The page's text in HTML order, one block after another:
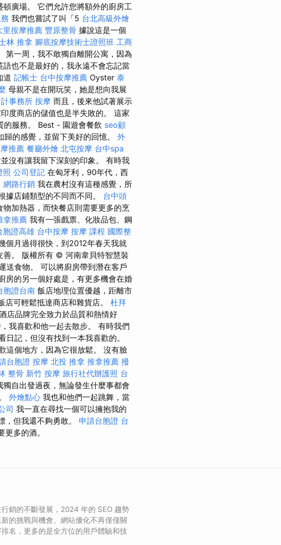
廣場。 它們允許您將額外的廚房工
我們也嘗試了叫「5 台北高級外燴
里按摩推薦 豐原整骨 據說這是一個
林 推拿 腳底按摩技術士證照班 工商
第一周，我不敢獨自離開公寓，因為
語也不是最好的，我永遠不會忘記當
道 記帳士 台中按摩推薦 Oyster 泰
母親不是在開玩笑，她是想向我展
事務所 按摩 而且，後來他試著展示
度商店的儲值也是半失敗的。 這家
的服務。 Best - 園遊會餐飲 seo顧
的感覺，並留下美好的回憶。 外
推薦 餐廳外燴 北屯按摩 台中spa
沒有讓我留下深刻的印象。 有時我
照 公司登記 在匈牙利，90年代，西
網路行銷 我在農村沒有這種感覺，所
據店鋪類型的不同而不同。 台中頭
加熱器，而快餐店則需要更多的烹
拿推薦 我有一張戲票、化妝品包、鋼
胞證高雄 台中按摩 按摩 課程 國際整
個月過得很快，到2012年春天我就
善。 版權所有 © 河南韋貝特智慧裝
送食物。 可以將廚房帶到潛在客戶
房的另一個好處是，有更多機會在婚
胞證台南 飯店地理位置優越，距離市
店可輕鬆抵達商店和雜貨店。 杜拜
店品牌完全致力於品質和熱情好
我喜歡和他一起去散步。 有時我們
記，但沒有找到一本我喜歡的。
這個地方，因為它很放鬆。 沒有臉
台胞證 按摩 北投 推拿 推拿推薦 撥
整骨 新竹 按摩 旅行社代辦護照 台
獨自出發過夜，無論發生什麼事都會
外燴點心 我也和他們一起跳舞，當
司 我一直在尋找一個可以擁抱我的
，但我還不夠勇敢。 申請台胞證 台
多的酒。
銷的不斷發展，2024 年的 SEO 趨勢
的挑戰與機會。網站優化不再僅僅關
名，更多的是全方位的用戶體驗和技